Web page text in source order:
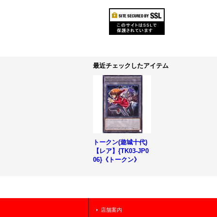
最近チェックしたアイテム
トークン(遊城十代)
【レア】{TK03-JP0
06}《トークン》
店舗案内